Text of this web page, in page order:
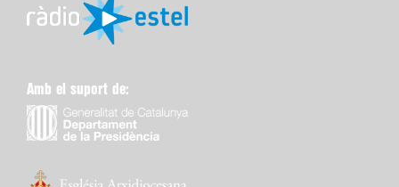
Amb el suport de: